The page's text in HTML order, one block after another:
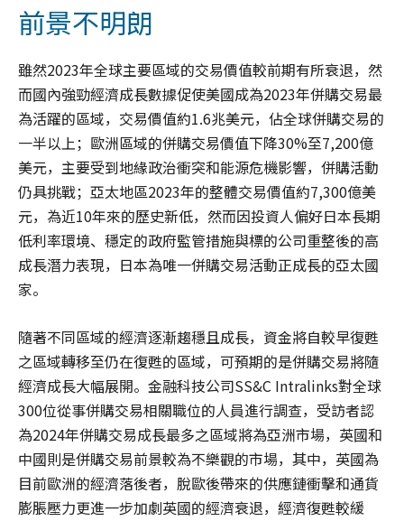
前景不明朗
雖然2023年全球主要區域的交易價值較前期有所衰退，然
而國內強勁經濟成長數據促使美國成為2023年併購交易最
為活躍的區域，交易價值約1.6兆美元，佔全球併購交易的
一半以上；歐洲區域的併購交易價值下降30%至7,200億
美元，主要受到地緣政治衝突和能源危機影響，併購活動
仍具挑戰；亞太地區2023年的整體交易價值約7,300億美
元，為近10年來的歷史新低，然而因投資人偏好日本長期
低利率環境、穩定的政府監管措施與標的公司重整後的高
成長潛力表現，日本為唯一併購交易活動正成長的亞太國
家。
隨著不同區域的經濟逐漸趨穩且成長，資金將自較早復甦
之區域轉移至仍在復甦的區域，可預期的是併購交易將隨
經濟成長大幅展開。金融科技公司SS&C Intralinks對全球
300位從事併購交易相關職位的人員進行調查，受訪者認
為2024年併購交易成長最多之區域將為亞洲市場，英國和
中國則是併購交易前景較為不樂觀的市場，其中，英國為
目前歐洲的經濟落後者，脫歐後帶來的供應鏈衝擊和通貨
膨脹壓力更進一步加劇英國的經濟衰退，經濟復甦較緩